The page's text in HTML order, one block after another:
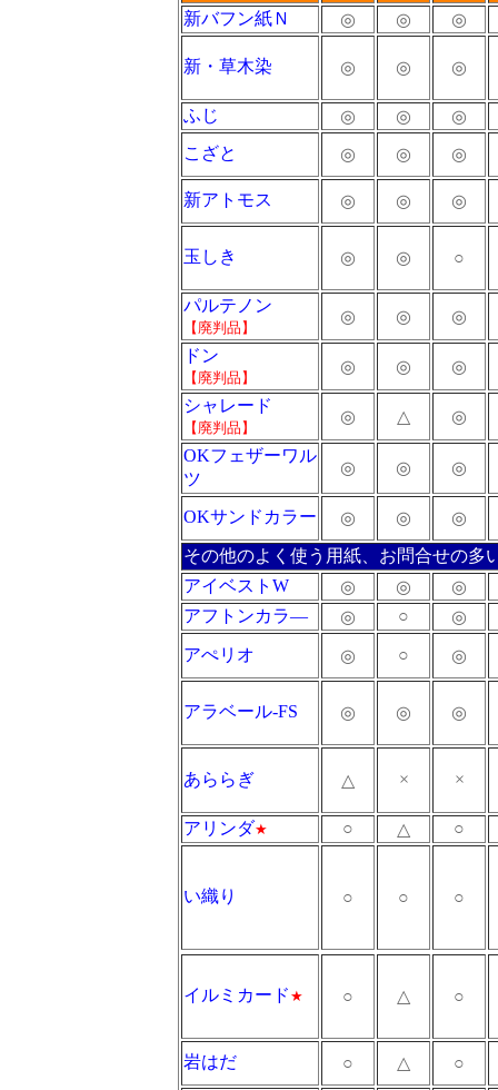
新バフン紙Ｎ
◎ ◎ ◎
新・草木染 ◎ ◎ ◎
ふじ ◎ ◎
◎
こざと
◎ ◎ ◎
新アトモス ◎ ◎ ◎
玉しき ◎ ◎ ○
パルテノン
【廃判品】
◎ ◎ ◎
ドン
【廃判品】
◎ ◎ ◎
シャレード
【廃判品】
◎ △ ◎
OKフェザーワル
ツ
◎ ◎ ◎
OKサンドカラー ◎ ◎
◎
その他のよく使う用紙、お問合せの多
アイベストW
◎ ◎
◎
アフトンカラ―
◎ ○
◎
アぺリオ
◎ ○ ◎
アラベール-FS ◎ ◎ ◎
あららぎ △ × ×
アリンダ★ ○ △ ○
い織り ○ ○ ○
イルミカード ★ ○ △ ○
岩はだ ○ △
○